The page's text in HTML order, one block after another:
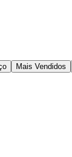
Mais Vendidos